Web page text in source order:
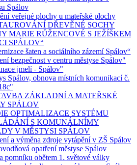
Spálov
veřejné plochy u mateřské plochy
DŘEVĚNÉ SOCHY
MARIE RŮŽENCOVÉ S JEŽÍŠKEM
SPÁLOV“
šaten a sociálního zázemí Spálov“
bezpečnost v centru městyse Spálov"
jmelí - Spálov"
Spálov, obnova místních komunikací č.
ZÁKLADNÍ A MATEŘSKÉ
SPÁLOV
OPTIMALIZACE SYSTÉMU
S KOMUNÁLNÍMY
V MĚSTYSI SPÁLOV
a výměna zdroje vytápění v ZŠ Spálov
opatření městyse Spálov
pomníku obětem 1. světové války